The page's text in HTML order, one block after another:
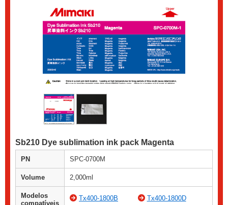
Sb210 Dye sublimation ink pack Magenta
PN SPC-0700M
Volume 2,000ml
Modelos
compatíveis
Tx400-1800B Tx400-1800D